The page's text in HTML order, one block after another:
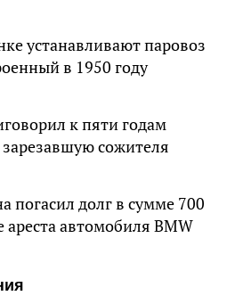
устанавливают паровоз
в 1950 году
к пяти годам
сожителя
погасил долг в сумме 700
ареста автомобиля BMW